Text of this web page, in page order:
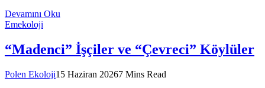
Devamını Oku
Emekoloji
“Madenci” İşçiler ve “Çevreci” Köylüler
Polen Ekoloji15 Haziran 20267 Mins Read